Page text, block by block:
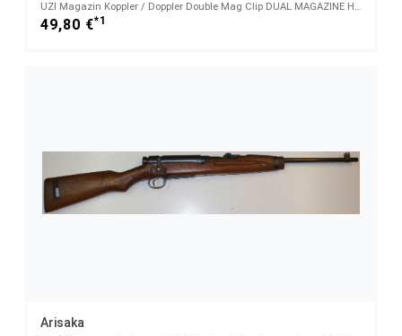
UZI Magazin Koppler / Doppler Double Mag Clip DUAL MAGAZINE HOLDER original Israeli Army
49,80 €*1
Arisaka